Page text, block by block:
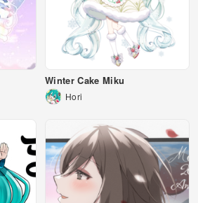
Winter Cake Miku
Hori